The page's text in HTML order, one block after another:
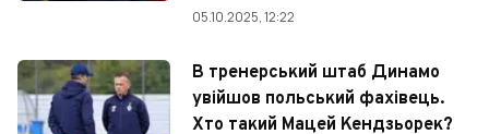
05.10.2025, 12:22
В тренерський штаб Динамо
увійшов польський фахівець.
Хто такий Мацей Кендзьорек?